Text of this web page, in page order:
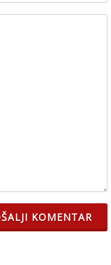
KOMENTAR